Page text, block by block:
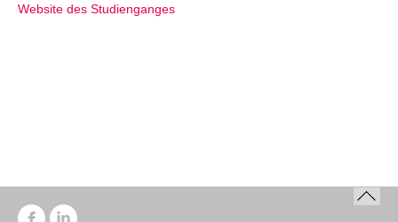
Website des Studienganges